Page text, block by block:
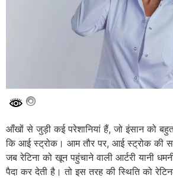
आँखों से जुड़ी कई परेशानियां हैं, जो इंसान को
कि आई स्ट्रोक। आम तौर पर, आई स्ट्रोक की
जब रेटिना को खून पहुंचाने वाली आर्टरी यानी
पैदा कर देती है। तो इस तरह की स्थिति को